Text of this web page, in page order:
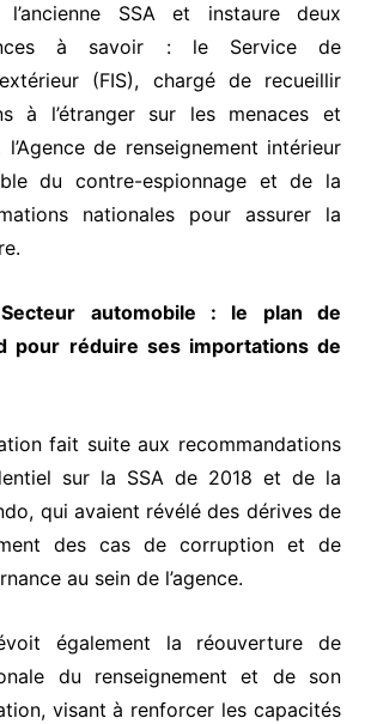
SSA et instaure deux
à savoir : le Service de
(FIS), chargé de recueillir
à l’étranger sur les menaces et
de renseignement intérieur
du contre-espionnage et de la
nationales pour assurer la
Secteur automobile : le plan de
pour réduire ses importations de
fait suite aux recommandations
sur la SSA de 2018 et de la
qui avaient révélé des dérives de
des cas de corruption et de
au sein de l’agence.
également la réouverture de
du renseignement et de son
visant à renforcer les capacités